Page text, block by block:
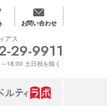
お問い合わせ
アス
29-9911
18:00 土日祝を除く